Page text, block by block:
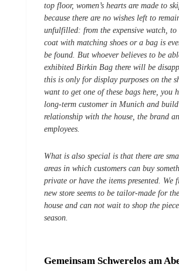
top floor, women’s hearts are made to
because there are no wishes left to
unfulfilled: from the expensive watch,
coat with matching shoes or a bag is
be found. But whoever believes to be
exhibited Birkin Bag there will be
this is only for display purposes on the
want to get one of these bags here, you
long-term customer in Munich and
relationship with the house, the brand
employees.
What is also special is that there are
areas in which customers can buy
private or have the items presented. We
new store seems to be tailor-made for
house and can not wait to shop the
season.
Gemeinsam Schwerelos am